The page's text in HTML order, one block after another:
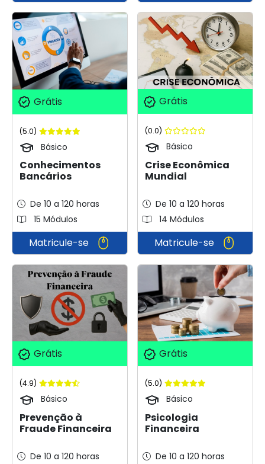
Grátis
(5.0)
Básico
Conhecimentos
Bancários
De 10 a 120 horas
15 Módulos
Matricule-se
Grátis
(0.0)
Básico
Crise Econômica
Mundial
De 10 a 120 horas
14 Módulos
Matricule-se
Grátis
(4.9)
Básico
Prevenção à
Fraude Financeira
De 10 a 120 horas
Grátis
(5.0)
Básico
Psicologia
Financeira
De 10 a 120 horas